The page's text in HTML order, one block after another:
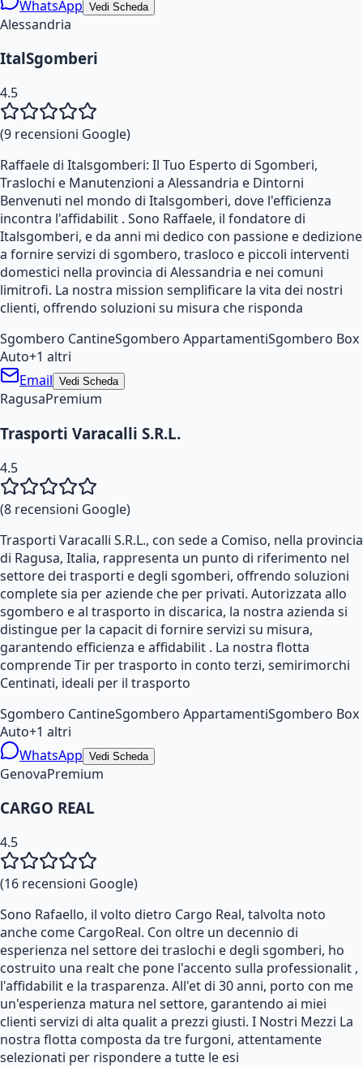
WhatsApp Vedi Scheda
Alessandria
ItalSgomberi
4.5
(9 recensioni Google)
Raffaele di Italsgomberi: Il Tuo Esperto di Sgomberi,
Traslochi e Manutenzioni a Alessandria e Dintorni
Benvenuti nel mondo di Italsgomberi, dove l'efficienza
incontra l'affidabilit . Sono Raffaele, il fondatore di
Italsgomberi, e da anni mi dedico con passione e dedizione
a fornire servizi di sgombero, trasloco e piccoli interventi
domestici nella provincia di Alessandria e nei comuni
limitrofi. La nostra mission semplificare la vita dei nostri
clienti, offrendo soluzioni su misura che risponda
Sgombero CantineSgombero AppartamentiSgombero Box
Auto+1 altri
Email Vedi Scheda
RagusaPremium
Trasporti Varacalli S.R.L.
4.5
(8 recensioni Google)
Trasporti Varacalli S.R.L., con sede a Comiso, nella provincia
di Ragusa, Italia, rappresenta un punto di riferimento nel
settore dei trasporti e degli sgomberi, offrendo soluzioni
complete sia per aziende che per privati. Autorizzata allo
sgombero e al trasporto in discarica, la nostra azienda si
distingue per la capacit di fornire servizi su misura,
garantendo efficienza e affidabilit . La nostra flotta
comprende Tir per trasporto in conto terzi, semirimorchi
Centinati, ideali per il trasporto
Sgombero CantineSgombero AppartamentiSgombero Box
Auto+1 altri
WhatsApp Vedi Scheda
GenovaPremium
CARGO REAL
4.5
(16 recensioni Google)
Sono Rafaello, il volto dietro Cargo Real, talvolta noto
anche come CargoReal. Con oltre un decennio di
esperienza nel settore dei traslochi e degli sgomberi, ho
costruito una realt che pone l'accento sulla professionalit ,
l'affidabilit e la trasparenza. All'et di 30 anni, porto con me
un'esperienza matura nel settore, garantendo ai miei
clienti servizi di alta qualit a prezzi giusti. I Nostri Mezzi La
nostra flotta composta da tre furgoni, attentamente
selezionati per rispondere a tutte le esi